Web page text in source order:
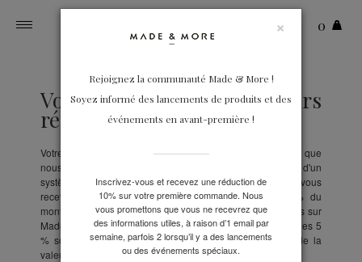
0
Votre fidélité toujours
récompensée
Votre fidélité auprès de Made & More est précieuse. Parce que
nous pensons qu'il est bien plus agréable de profiter d'un
système de fidélité directement, après chaque commande, vous
recevez automatiquement un bon de réduction de 5% du
montant de vos achats, à valoir pour vos prochaines envies sur
Made & More. En cas d'action spéciale "Livraison offerte", les 5
% sont calculés sur le montant de vos achats diminué de la
valeur des frais de port.
×
Rejoignez la communauté Made & More !
Soyez informé des lancements de produits et des
événements en avant-première !
Inscrivez-vous et recevez une réduction de
10% sur votre première commande. Nous
vous promettons que vous ne recevrez que
des informations utiles, à raison d’1 email par
semaine, parfois 2 lorsqu’il y a des lancements
ou des événements spéciaux.